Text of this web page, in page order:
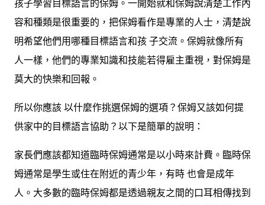
孩子學習目標語言的保姆。一開始就和保姆說清楚工作內
容和種類是很重要的，把保姆看作是專業的人士，清楚說
明希望他們用哪種目標語言和孩 子交流。保姆就像所有
人一樣，他們的專業知識和技能若得雇主重視，對保姆是
莫大的快樂和回報。
所以你應該 以什麼作挑選保姆的選項？保姆又該如何提
供家中的目標語言協助？以下是簡單的說明：
家長們應該都知道臨時保姆通常是以小時來計費。臨時保
姆通常是學生或住在附近的青少年，有時 也會是成年
人。大多數的臨時保姆都是透過親友之間的口耳相傳找到